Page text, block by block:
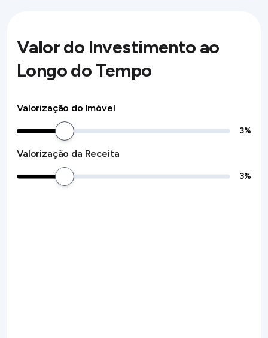
Valor do Investimento ao
Longo do Tempo
Valorização do Imóvel
3%
Valorização da Receita
3%